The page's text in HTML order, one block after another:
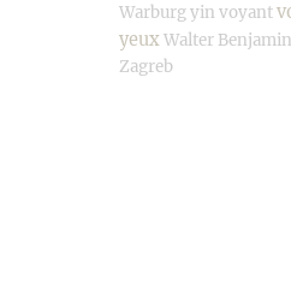
Warburgyin voyant
yeuxWalter Benjamin
Zagreb